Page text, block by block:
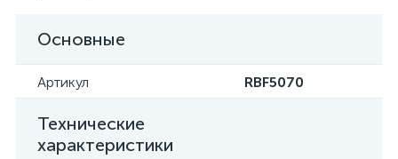
Основные
Артикул RBF5070
Технические
характеристики